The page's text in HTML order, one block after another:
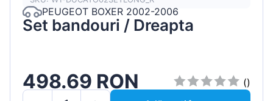
PEUGEOT BOXER 2002-2006
Set bandouri / Dreapta
498.69 RON
()